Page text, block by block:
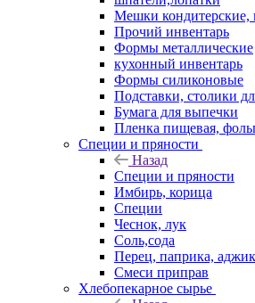
Мешки кондитерские,
Прочий инвентарь
Формы металлические
кухонный инвентарь
Формы силиконовые
Подставки, столики
Бумага для выпечки
Пленка пищевая,
Специи и пряности
Назад
Специи и пряности
Имбирь, корица
Специи
Чеснок, лук
Соль,сода
Перец, паприка,
Смеси приправ
Хлебопекарное сырье